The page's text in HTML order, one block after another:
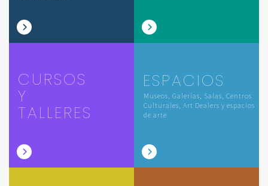
CURSOS
Y
TALLERES
ESPACIOS
Museos, Galerías, Salas, Centros
Culturales, Art Dealers y espacios
de arte